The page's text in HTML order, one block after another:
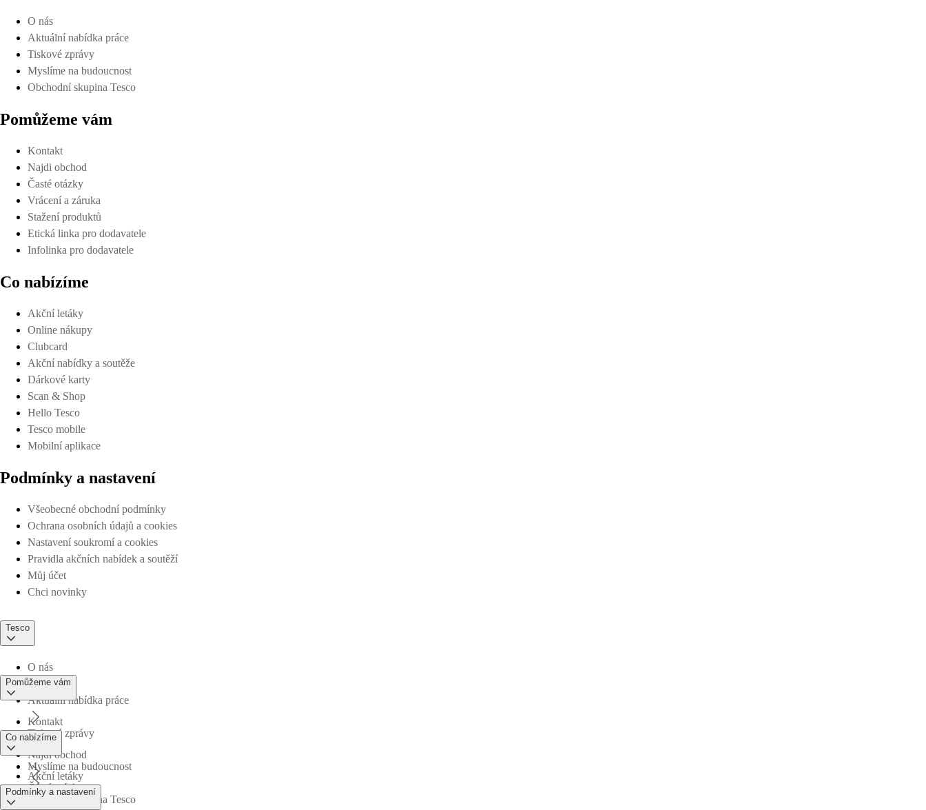
O nás
Aktuální nabídka práce
Tiskové zprávy
Myslíme na budoucnost
Obchodní skupina Tesco
Pomůžeme vám
Kontakt
Najdi obchod
Časté otázky
Vrácení a záruka
Stažení produktů
Etická linka pro dodavatele
Infolinka pro dodavatele
Co nabízíme
Akční letáky
Online nákupy
Clubcard
Akční nabídky a soutěže
Dárkové karty
Scan & Shop
Hello Tesco
Tesco mobile
Mobilní aplikace
Podmínky a nastavení
Všeobecné obchodní podmínky
Ochrana osobních údajů a cookies
Nastavení soukromí a cookies
Pravidla akčních nabídek a soutěží
Můj účet
Chci novinky
Tesco
O nás
Aktuální nabídka práce
Tiskové zprávy
Myslíme na budoucnost
Obchodní skupina Tesco
Pomůžeme vám
Kontakt
Najdi obchod
Časté otázky
Co nabízíme
Akční letáky
Podmínky a nastavení